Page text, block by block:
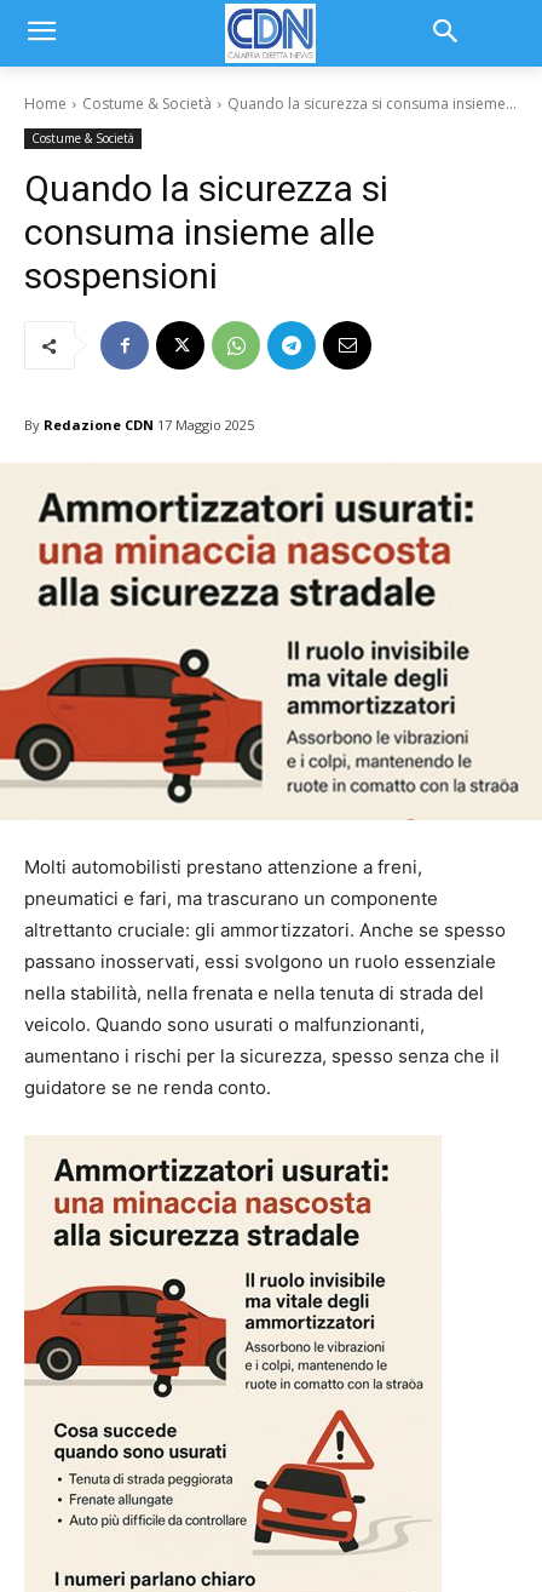
Home Costume & Società Quando la sicurezza si consuma insieme...
Costume & Società
Quando la sicurezza si
consuma insieme alle
sospensioni
By Redazione CDN 17 Maggio 2025
Molti automobilisti prestano attenzione a freni,
pneumatici e fari, ma trascurano un componente
altrettanto cruciale: gli ammortizzatori. Anche se spesso
passano inosservati, essi svolgono un ruolo essenziale
nella stabilità, nella frenata e nella tenuta di strada del
veicolo. Quando sono usurati o malfunzionanti,
aumentano i rischi per la sicurezza, spesso senza che il
guidatore se ne renda conto.